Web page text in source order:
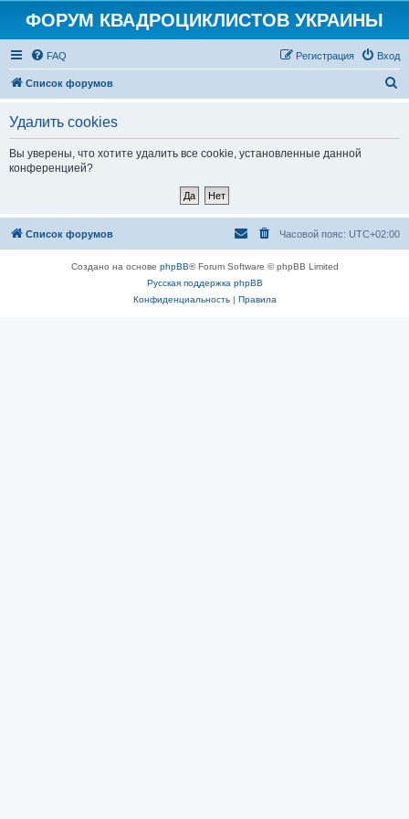
ФОРУМ КВАДРОЦИКЛИСТОВ УКРАИНЫ
FAQ Вход
Регистрация
Список форумов
Удалить cookies
Вы уверены, что хотите удалить все cookie, установленные данной
конференцией?
Список форумов Часовой пояс: UTC+02:00
Создано на основе phpBB® Forum Software © phpBB Limited
Русская поддержка phpBB
Конфиденциальность| Правила